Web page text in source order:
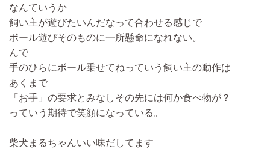
なんていうか
飼い主が遊びたいんだなって合わせる感じで
ボール遊びそのものに一所懸命になれない。
んで
手のひらにボール乗せてねっていう飼い主の動作は
あくまで
「お手」の要求とみなしその先には何か食べ物が？
っていう期待で笑顔になっている。
柴犬まるちゃんいい味だしてます